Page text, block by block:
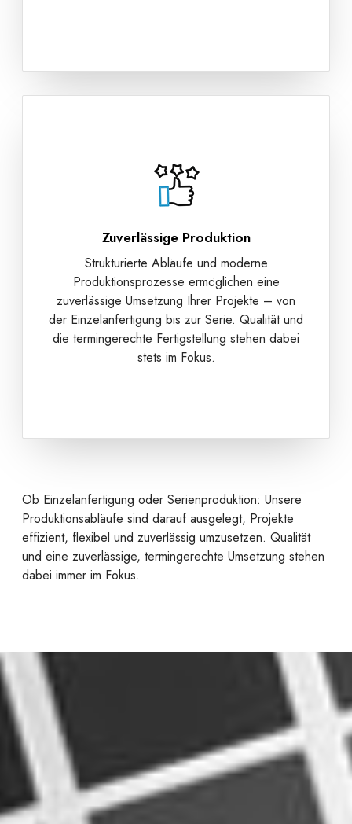
Zuverlässige Produktion
Strukturierte Abläufe und moderne
Produktionsprozesse ermöglichen eine
zuverlässige Umsetzung Ihrer Projekte – von
der Einzelanfertigung bis zur Serie. Qualität und
die termingerechte Fertigstellung stehen dabei
stets im Fokus.
Ob Einzelanfertigung oder Serienproduktion: Unsere
Produktionsabläufe sind darauf ausgelegt, Projekte
effizient, flexibel und zuverlässig umzusetzen. Qualität
und eine zuverlässige, termingerechte Umsetzung stehen
dabei immer im Fokus.